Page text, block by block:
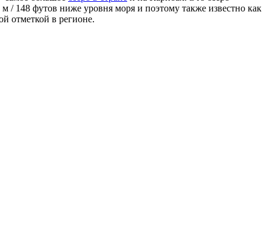
/ 148 футов ниже уровня моря и поэтому также известно как
отметкой в ​​регионе.